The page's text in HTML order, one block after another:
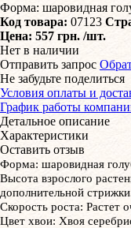
Форма: шаровидная
Код товара: 07123
Цена: 557 грн. /шт.
Нет в наличии
Отправить запрос
Не забудьте поделиться
Условия оплаты и
График работы
Детальное описание
Характеристики
Оставить отзыв
Форма: шаровидная
Высота взрослого
дополнительной
Скорость роста: Растет
Цвет хвои: Хвоя